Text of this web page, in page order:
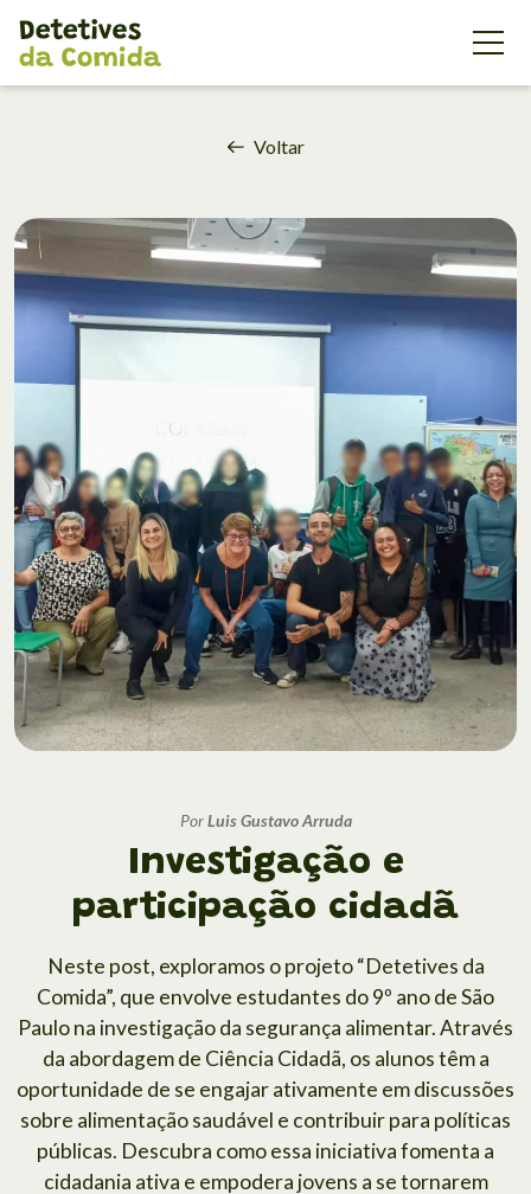
{'id': 178602, 'code': 'WFl7G7Mn
Voltar
PorLuis Gustavo Arruda
Investigação e
participação cidadã
Neste post, exploramos o projeto “Detetives da
Comida”, que envolve estudantes do 9º ano de São
Paulo na investigação da segurança alimentar. Através
da abordagem de Ciência Cidadã, os alunos têm a
oportunidade de se engajar ativamente em discussões
sobre alimentação saudável e contribuir para políticas
públicas. Descubra como essa iniciativa fomenta a
cidadania ativa e empodera jovens a se tornarem